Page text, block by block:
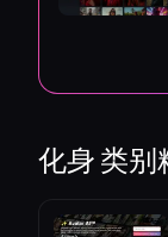
化身类别